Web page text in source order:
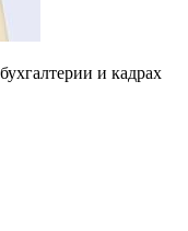
и кадрах